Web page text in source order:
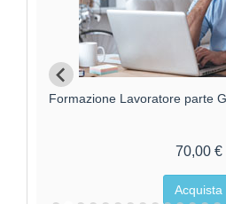
Formazione Lavoratore parte
70,00 €
Acquista